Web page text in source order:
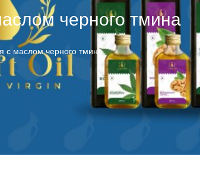
черного тмина
с маслом черного тмина